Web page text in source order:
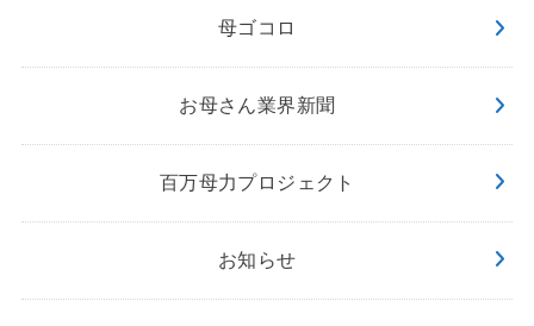
母ゴコロ
お母さん業界新聞
百万母力プロジェクト
お知らせ